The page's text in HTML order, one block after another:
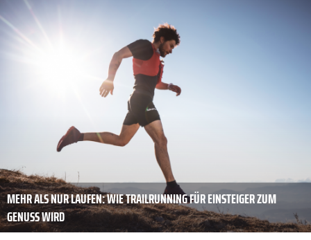
MEHR ALS NUR LAUFEN: WIE TRAILRUNNING FÜR EINSTEIGER ZUM
GENUSS WIRD